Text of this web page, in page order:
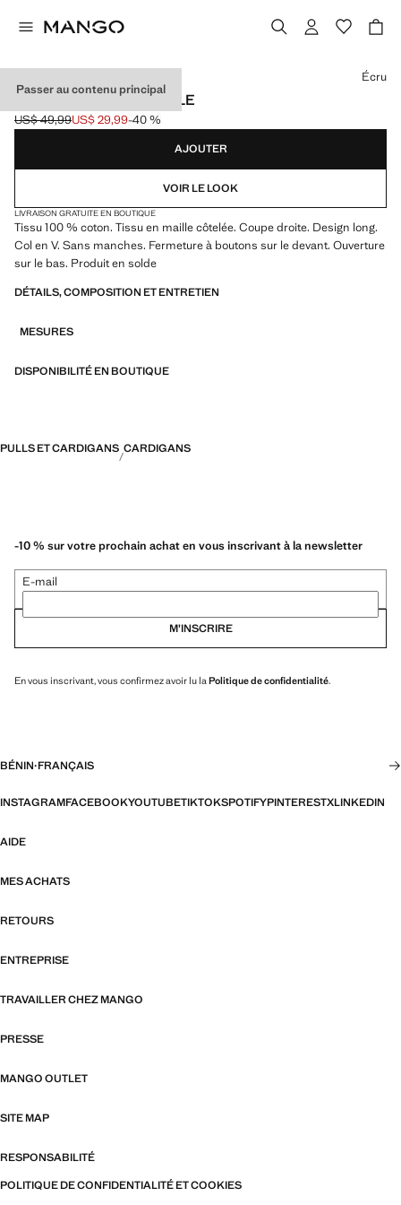
Passer au contenu principal
CARDIGAN LONG MAILLE
Prix initial barré [US$ 49,99 ]
US$ 49,99
Prix actuel [US$ 29,99 ]
US$ 29,99-40 %
Choisissez une couleur
Écru
AJOUTER
VOIR LE LOOK
LIVRAISON GRATUITE EN BOUTIQUE
Tissu 100 % coton. Tissu en maille côtelée. Coupe droite. Design long.
Col en V. Sans manches. Fermeture à boutons sur le devant. Ouverture
sur le bas. Produit en solde
DÉTAILS, COMPOSITION ET ENTRETIEN
MESURES
DISPONIBILITÉ EN BOUTIQUE
PULLS ET CARDIGANS CARDIGANS
-10 % sur votre prochain achat en vous inscrivant à la newsletter
E-mail
M’INSCRIRE
En vous inscrivant, vous confirmez avoir lu la Politique de confidentialité.
BÉNIN·FRANÇAIS
INSTAGRAMFACEBOOKYOUTUBETIKTOKSPOTIFYPINTERESTXLINKEDIN
AIDE
MES ACHATS
RETOURS
ENTREPRISE
TRAVAILLER CHEZ MANGO
PRESSE
MANGO OUTLET
SITE MAP
RESPONSABILITÉ
POLITIQUE DE CONFIDENTIALITÉ ET COOKIES